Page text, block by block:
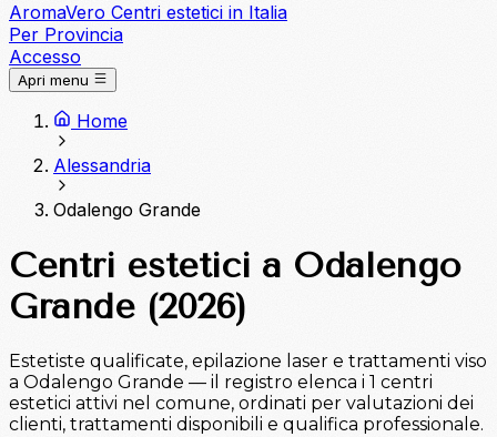
AromaVero Centri estetici in Italia
Per Provincia
Accesso
Apri menu
Home
Alessandria
Odalengo Grande
Centri estetici a Odalengo
Grande (2026)
Estetiste qualificate, epilazione laser e trattamenti viso
a Odalengo Grande — il registro elenca i 1 centri
estetici attivi nel comune, ordinati per valutazioni dei
clienti, trattamenti disponibili e qualifica professionale.